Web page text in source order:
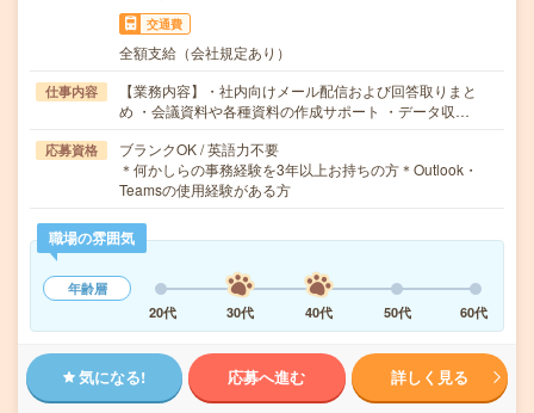
交通費
全額支給（会社規定あり）
仕事内容
【業務内容】・社内向けメール配信および回答取りまと
め ・会議資料や各種資料の作成サポート ・データ収…
応募資格
ブランクOK / 英語力不要
＊何かしらの事務経験を3年以上お持ちの方＊Outlook・
Teamsの使用経験がある方
職場の雰囲気
年齢層
20代
30代 40代 50代 60代
気になる! 応募へ進む 詳しく見る